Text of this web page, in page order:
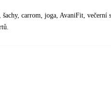
carrom, joga, AvaniFit, večerní